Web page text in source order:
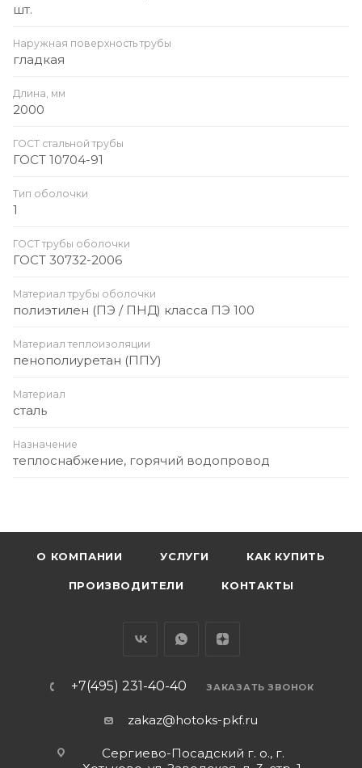
шт.
Наружная поверхность трубы
гладкая
Длина, мм
2000
ГОСТ стальной трубы
ГОСТ 10704-91
Тип оболочки
1
ГОСТ трубы оболочки
ГОСТ 30732-2006
Материал трубы оболочки
полиэтилен (ПЭ / ПНД) класса ПЭ 100
Материал теплоизоляции
пенополиуретан (ППУ)
Материал
сталь
Назначение
теплоснабжение, горячий водопровод
О КОМПАНИИ УСЛУГИ КАК КУПИТЬ
ПРОИЗВОДИТЕЛИ КОНТАКТЫ
+7(495) 231-40-40 ЗАКАЗАТЬ ЗВОНОК
zakaz@hotoks-pkf.ru
Сергиево-Посадский г. о., г.